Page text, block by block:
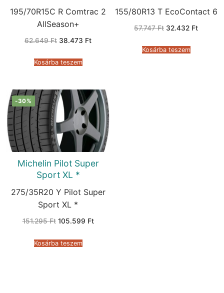
195/70R15C R Comtrac 2
AllSeason+
62.649Ft Original
62.649 Ft.
38.473 FtCurrent
Kosárba teszem
155/80R13 T EcoContact 6
57.747Ft Original
57.747 Ft.
32.432 FtCurrent
Kosárba teszem
-30%
Michelin Pilot Super
Sport XL *
275/35R20 Y Pilot Super
Sport XL *
151.295Ft Original
151.295 Ft.
105.599 FtCurrent
Kosárba teszem